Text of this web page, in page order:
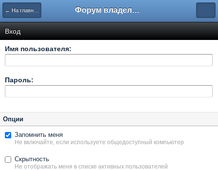
← На главную Форум владельцев интернет-магазинов
Вход
Имя пользователя:
Пароль:
Опции
Запомнить меня
Не включайте, если используете общедоступный компьютер
Скрытность
Не отображать меня в списке активных пользователей